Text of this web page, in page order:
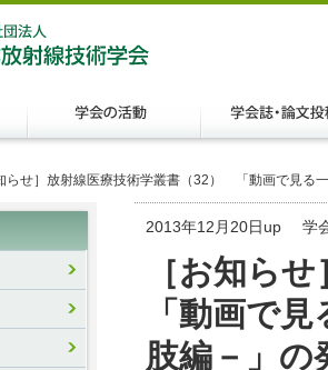
らせ］放射線医療技術学叢書（32） 「動画で見
2013年12月20日up 学
［お知ら
「動画で
肢編－」の